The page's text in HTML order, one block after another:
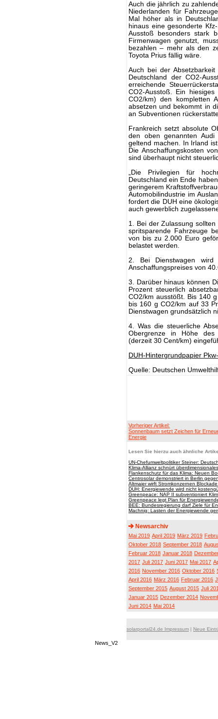
Auch die jährlich zu
Niederlanden für
Mal höher als in
hinaus eine gesonderte
Ausstoß besonders stark
Firmenwagen genutzt,
bezahlen – mehr als den
Toyota Prius fällig wäre.
Auch bei der
Deutschland der CO2-
erreichende
CO2-Ausstoß. Ein
CO2/km) den kompletten
absetzen und bekommt in
an Subventionen
Frankreich setzt absolute
den oben genannten
geltend machen. In Irland
Die Anschaffungskosten
sind überhaupt nicht
„Die Privilegien für
Deutschland ein Ende
geringerem
Automobilindustrie im
fordert die DUH eine
auch gewerblich
1. Bei der Zulassung
spritsparende Fahrzeuge
von bis zu 2.000 Euro
belastet werden.
2. Bei Dienstwagen wird
Anschaffungspreises von
3. Darüber hinaus können
Prozent steuerlich
CO2/km ausstößt. Bis 140
bis 160 g CO2/km auf 33
Dienstwagen grundsätzlich
4. Was die steuerliche
Obergrenze in Höhe des
(derzeit 30 Cent/km)
DUH-Hintergrundpapier
Quelle: Deutschen
Vorheriger Artikel:
Sonnenbaum setzt Zeichen für
Energie
Lesen Sie hierzu auch ähnliche
UN-Chefumweltpolitiker Steiner:
Klima-Allianz schnürt
Flankenschutz für das Klima: Neuen
Centrosolar demonstriert in Berlin
Altmaier wirft Stromkonzernen
DUH: Energiewende wird nicht
Greenpeace: NAP II subventioniert
Greenpeace legt Plan für
BEE: Bundesregierung darf Ziele für
Machnig: Lasten der Energiewende
Newsarchiv
Mai 2019 April 2019 März 2019
Oktober 2018 September 2018
Februar 2018 Januar 2018
2017 Juli 2017 Juni 2017 Mai 2017
2016 November 2016 Oktober 2016
April 2016 März 2016 Februar 2016
September 2015 August 2015 Juli
Januar 2015 Dezember 2014
Juni 2014 Mai 2014
solarportal24.de Impressum | Neue
News_V2